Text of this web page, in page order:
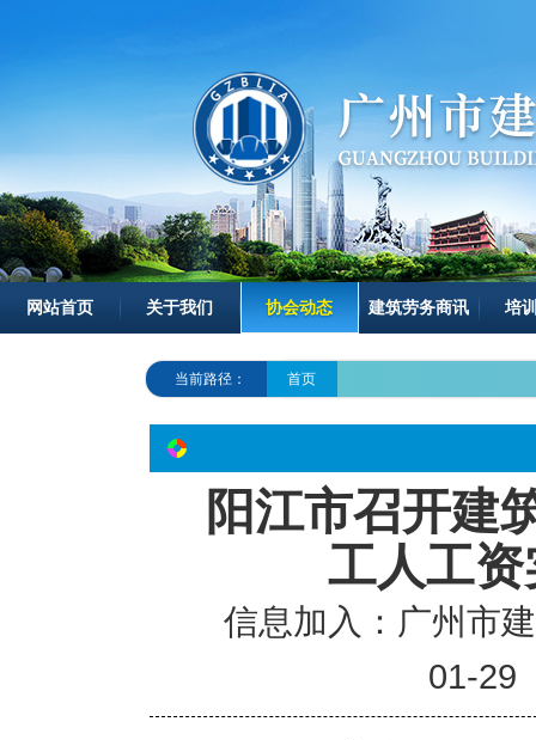
网站首页 关于我们 协会动态 建筑劳务商讯 培
当前路径： 首页
阳江市召开建
工人工
信息加入：广州市
01-29